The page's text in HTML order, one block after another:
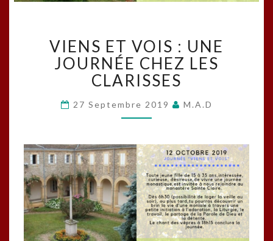
ET
VOIS
:
UNE
JOURNÉE
VIENS ET VOIS : UNE
JOURNÉE CHEZ LES
CLARISSES
27 Septembre 2019 M.A.D